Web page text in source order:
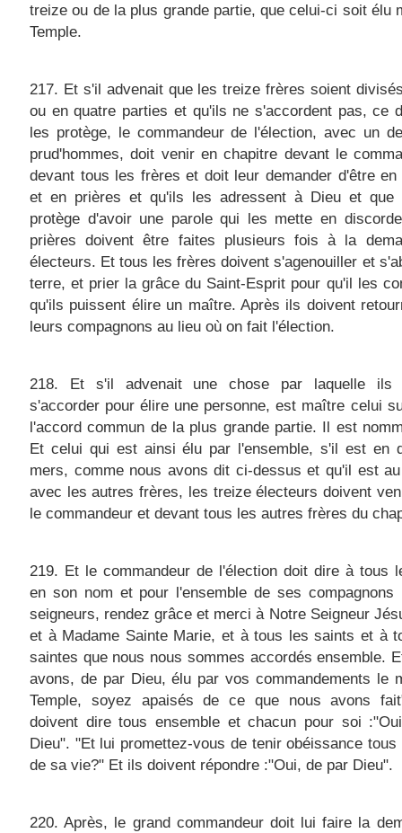
treize ou de la plus grande partie, que celui-ci soit élu
Temple.
217. Et s'il advenait que les treize frères soient
ou en quatre parties et qu'ils ne s'accordent pas, ce
les protège, le commandeur de l'élection, avec un
prud'hommes, doit venir en chapitre devant le
devant tous les frères et doit leur demander d'être en
et en prières et qu'ils les adressent à Dieu et que
protège d'avoir une parole qui les mette en
prières doivent être faites plusieurs fois à la
électeurs. Et tous les frères doivent s'agenouiller et
terre, et prier la grâce du Saint-Esprit pour qu'il les
qu'ils puissent élire un maître. Après ils doivent
leurs compagnons au lieu où on fait l'élection.
218. Et s'il advenait une chose par laquelle ils
s'accorder pour élire une personne, est maître celui
l'accord commun de la plus grande partie. Il est
Et celui qui est ainsi élu par l'ensemble, s'il est en
mers, comme nous avons dit ci-dessus et qu'il est
avec les autres frères, les treize électeurs doivent
le commandeur et devant tous les autres frères du
219. Et le commandeur de l'élection doit dire à tous
en son nom et pour l'ensemble de ses compagnons
seigneurs, rendez grâce et merci à Notre Seigneur
et à Madame Sainte Marie, et à tous les saints et à
saintes que nous nous sommes accordés ensemble.
avons, de par Dieu, élu par vos commandements le
Temple, soyez apaisés de ce que nous avons
doivent dire tous ensemble et chacun pour soi
Dieu". "Et lui promettez-vous de tenir obéissance
de sa vie?" Et ils doivent répondre :"Oui, de par Dieu".
220. Après, le grand commandeur doit lui faire la